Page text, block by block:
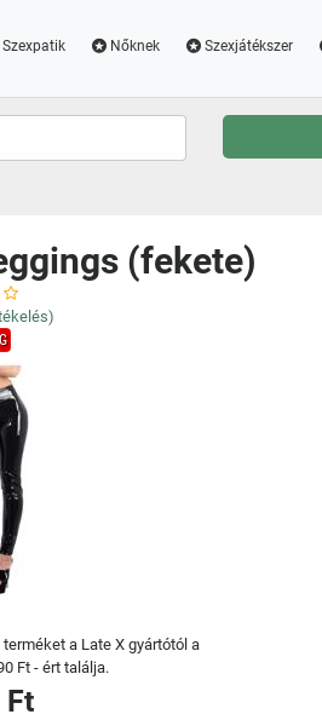
Szexpatik Nőknek Szexjátékszer
(fekete)
a Late X gyártótól a
Ft - ért találja.
Ft